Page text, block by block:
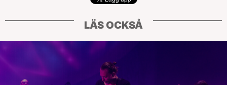
LÄS OCKSÅ